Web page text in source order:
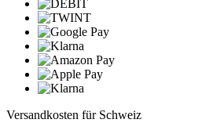
Versandkosten für Schweiz